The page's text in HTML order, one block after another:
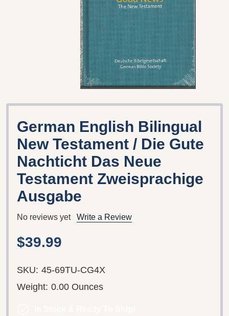
German English Bilingual
New Testament / Die Gute
Nachticht Das Neue
Testament Zweisprachige
Ausgabe
No reviews yet Write a Review
$39.99
SKU: 45-69TU-CG4X
Weight: 0.00 Ounces